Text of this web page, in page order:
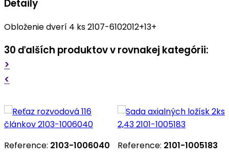
Detaily
Obloženie dverí 4 ks 2107-6102012+13+
30 ďalších produktov v rovnakej kategórii:
>
<
Reference: 2103-1006040
Reference: 2101-1005183